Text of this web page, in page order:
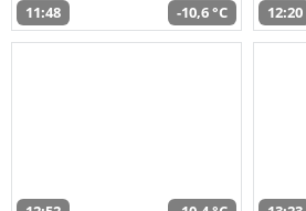
11:48 -10,6 °C 12:20